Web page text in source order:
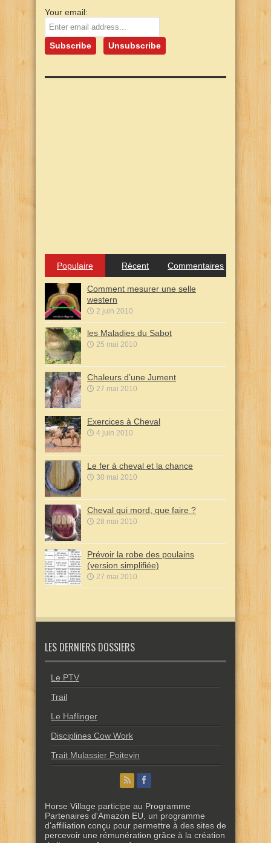
Your email:
Populaire Récent Commentaires
Comment mesurer une selle
western
2 juin 2010
les Maladies du Sabot
25 mai 2010
Chaleurs d’une Jument
27 mai 2010
Exercices à Cheval
4 juin 2010
Le fer à cheval et la chance
30 mai 2010
Cheval qui mord, que faire ?
28 mai 2010
Prévoir la robe des poulains
(version simplifiée)
27 mai 2010
LES DERNIERS DOSSIERS
Le PTV
Trail
Le Haflinger
Disciplines Cow Work
Trait Mulassier Poitevin
Horse Village participe au Programme
Partenaires d'Amazon EU, un programme
d'affiliation conçu pour permettre à des sites de
percevoir une rémunération grâce à la création